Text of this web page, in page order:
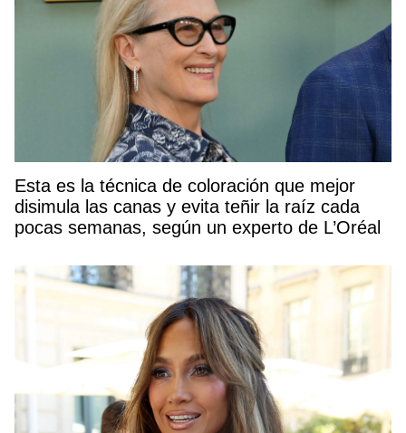
Esta es la técnica de coloración que mejor
disimula las canas y evita teñir la raíz cada
pocas semanas, según un experto de L’Oréal